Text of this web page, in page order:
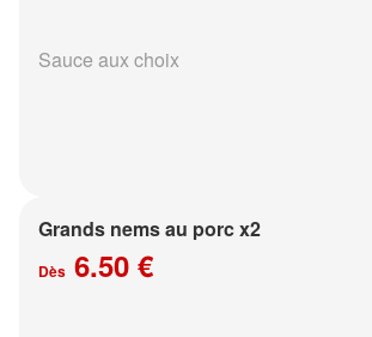
Sauce aux choix
Grands nems au porc x2
Dès 6.50 €